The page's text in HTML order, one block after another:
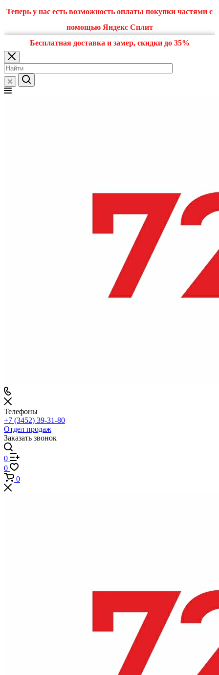
Теперь у нас есть возможность оплаты покупки частями с
помощью Яндекс Сплит
Бесплатная доставка и замер, скидки до 35%
Телефоны
+7 (3452) 39-31-80
Отдел продаж
Заказать звонок
0
0
0